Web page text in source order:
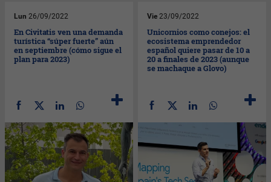
Lun 26/09/2022
En Civitatis ven una demanda
turística “súper fuerte” aún
en septiembre (cómo sigue el
plan para 2023)
Vie 23/09/2022
Unicornios como conejos: el
ecosistema emprendedor
español quiere pasar de 10 a
20 a finales de 2023 (aunque
se machaque a Glovo)